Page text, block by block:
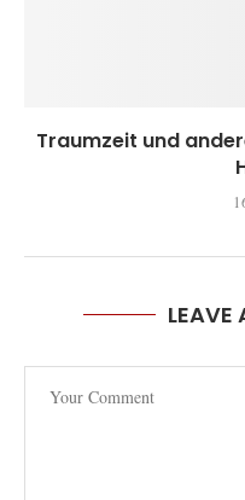
Traumzeit und
LEAVE